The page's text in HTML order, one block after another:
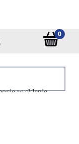
w sklepie